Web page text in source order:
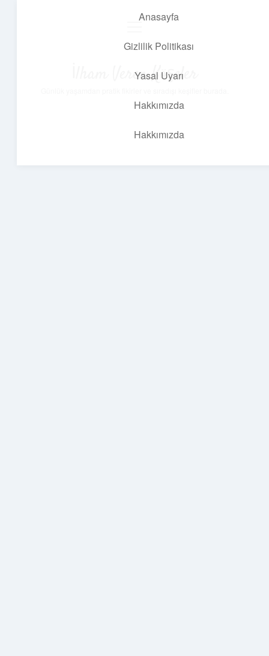
Anasayfa
Gizlilik Politikası
Yasal Uyarı
Hakkımızda
Hakkımızda
İlham Veren Köşeler